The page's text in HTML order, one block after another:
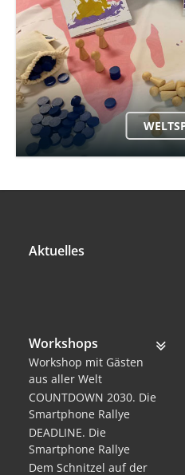
Aktuelles
Workshops
Workshop mit Gästen
aus aller Welt
COUNTDOWN 2030. Die
Smartphone Rallye
DEADLINE. Die
Smartphone Rallye
Dem Schnitzel auf der